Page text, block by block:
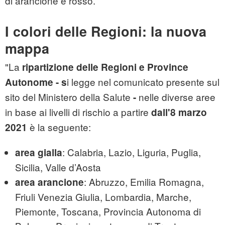
I colori delle Regioni: la nuova
mappa
"La ripartizione delle Regioni e Province
Autonome - si legge nel comunicato presente sul
sito del Ministero della Salute - nelle diverse aree
in base ai livelli di rischio a partire dall'8 marzo
2021 è la seguente:
area gialla: Calabria, Lazio, Liguria, Puglia,
Sicilia, Valle d’Aosta
area arancione: Abruzzo, Emilia Romagna,
Friuli Venezia Giulia, Lombardia, Marche,
Piemonte, Toscana, Provincia Autonoma di